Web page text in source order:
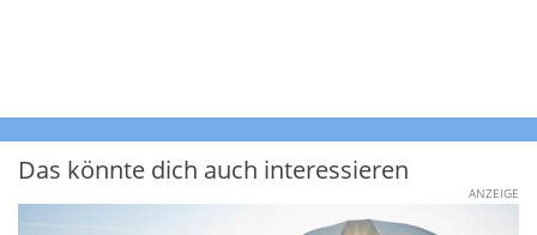
Das könnte dich auch interessieren
ANZEIGE